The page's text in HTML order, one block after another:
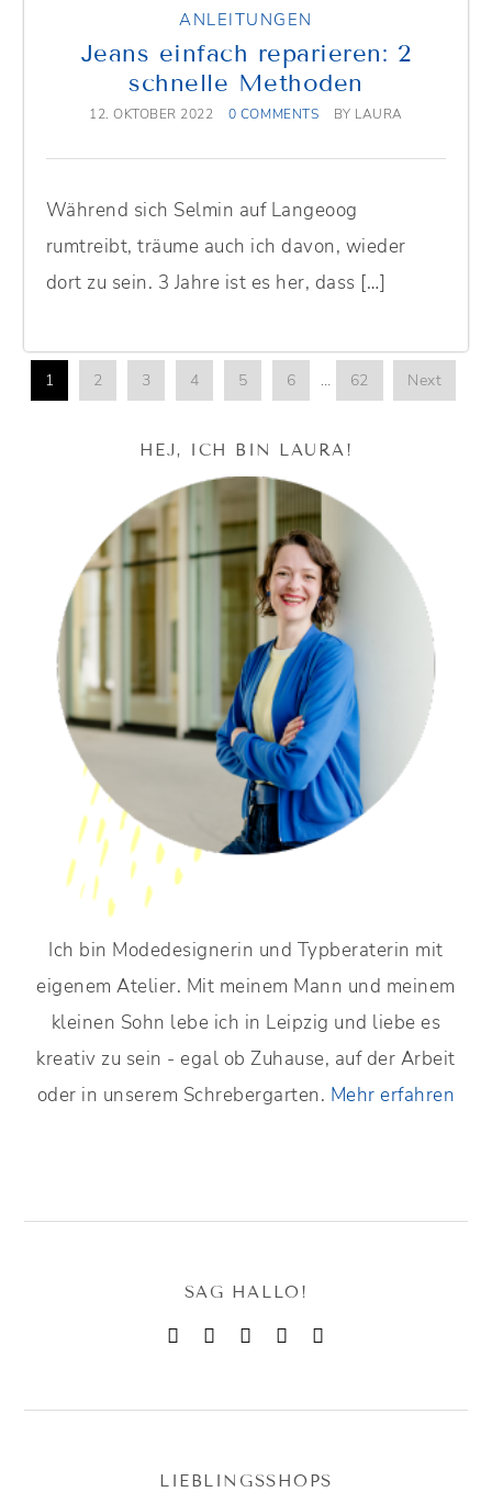
ANLEITUNGEN
Jeans einfach reparieren: 2
schnelle Methoden
12. OKTOBER 2022 0 COMMENTS BY LAURA
Während sich Selmin auf Langeoog
rumtreibt, träume auch ich davon, wieder
dort zu sein. 3 Jahre ist es her, dass […]
1 2 3 4 5 6 … 62 Next
HEJ, ICH BIN LAURA!
Ich bin Modedesignerin und Typberaterin mit
eigenem Atelier. Mit meinem Mann und meinem
kleinen Sohn lebe ich in Leipzig und liebe es
kreativ zu sein - egal ob Zuhause, auf der Arbeit
oder in unserem Schrebergarten. Mehr erfahren
SAG HALLO!
LIEBLINGSSHOPS